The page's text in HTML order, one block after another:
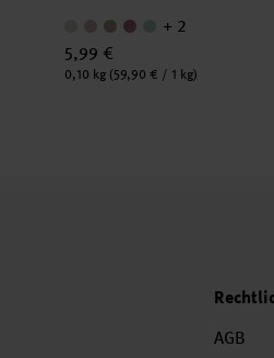
+ 2
5,99 €
Inhalt:
0,10 kg (59,90 € / 1 kg)
AGB